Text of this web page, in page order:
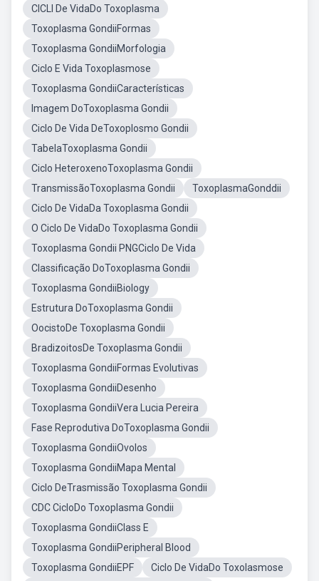
CICLI De VidaDo Toxoplasma
Toxoplasma GondiiFormas
Toxoplasma GondiiMorfologia
Ciclo E Vida Toxoplasmose
Toxoplasma GondiiCaracterísticas
Imagem DoToxoplasma Gondii
Ciclo De Vida DeToxoplosmo Gondii
TabelaToxoplasma Gondii
Ciclo HeteroxenoToxoplasma Gondii
TransmissãoToxoplasma Gondii
ToxoplasmaGonddii
Ciclo De VidaDa Toxoplasma Gondii
O Ciclo De VidaDo Toxoplasma Gondii
Toxoplasma Gondii PNGCiclo De Vida
Classificação DoToxoplasma Gondii
Toxoplasma GondiiBiology
Estrutura DoToxoplasma Gondii
OocistoDe Toxoplasma Gondii
BradizoitosDe Toxoplasma Gondii
Toxoplasma GondiiFormas Evolutivas
Toxoplasma GondiiDesenho
Toxoplasma GondiiVera Lucia Pereira
Fase Reprodutiva DoToxoplasma Gondii
Toxoplasma GondiiOvolos
Toxoplasma GondiiMapa Mental
Ciclo DeTrasmissão Toxoplasma Gondii
CDC CicloDo Toxoplasma Gondii
Toxoplasma GondiiClass E
Toxoplasma GondiiPeripheral Blood
Toxoplasma GondiiEPF
Ciclo De VidaDo Toxolasmose